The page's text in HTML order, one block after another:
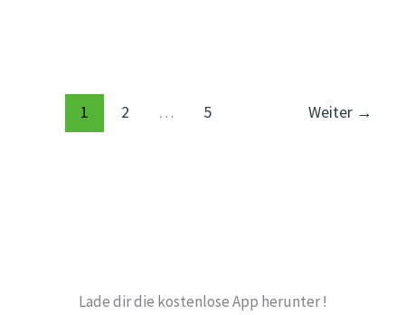
bus_120,bus_N20,BVG
1 2 … 5 Weiter →
Lade dir die kostenlose App herunter !